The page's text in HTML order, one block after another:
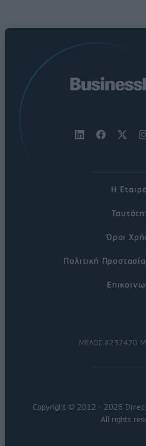
Η
Όροι
Πολιτική
ΜΕΛΟΣ #232470
Copyright © 2012 - 2026
All rights